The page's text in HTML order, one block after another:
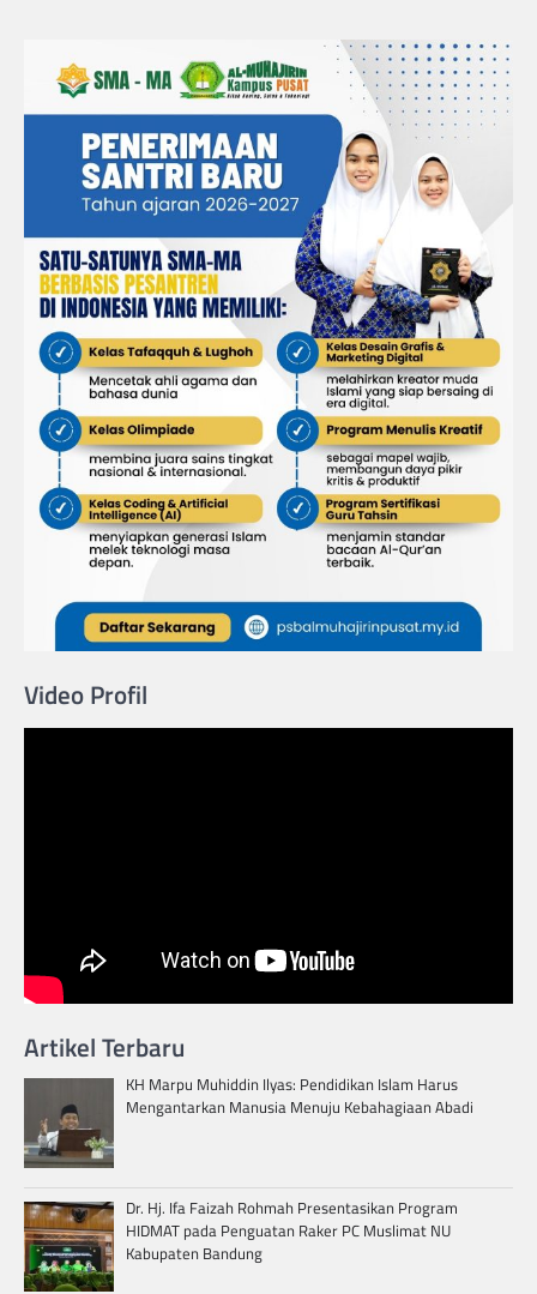
Video Profil
Artikel Terbaru
KH Marpu Muhiddin Ilyas: Pendidikan Islam Harus
Mengantarkan Manusia Menuju Kebahagiaan Abadi
Dr. Hj. Ifa Faizah Rohmah Presentasikan Program
HIDMAT pada Penguatan Raker PC Muslimat NU
Kabupaten Bandung